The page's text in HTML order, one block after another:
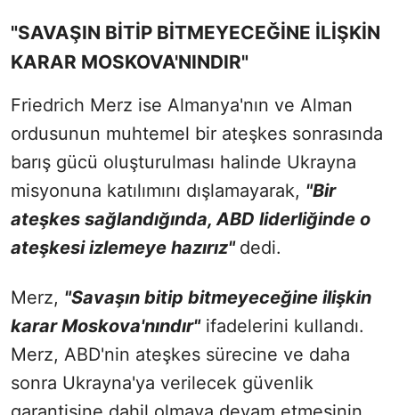
"SAVAŞIN BİTİP BİTMEYECEĞİNE İLİŞKİN
KARAR MOSKOVA'NINDIR"
Friedrich Merz ise Almanya'nın ve Alman
ordusunun muhtemel bir ateşkes sonrasında
barış gücü oluşturulması halinde Ukrayna
misyonuna katılımını dışlamayarak, "Bir
ateşkes sağlandığında, ABD liderliğinde o
ateşkesi izlemeye hazırız" dedi.
Merz, "Savaşın bitip bitmeyeceğine ilişkin
karar Moskova'nındır"ifadelerini kullandı.
Merz, ABD'nin ateşkes sürecine ve daha
sonra Ukrayna'ya verilecek güvenlik